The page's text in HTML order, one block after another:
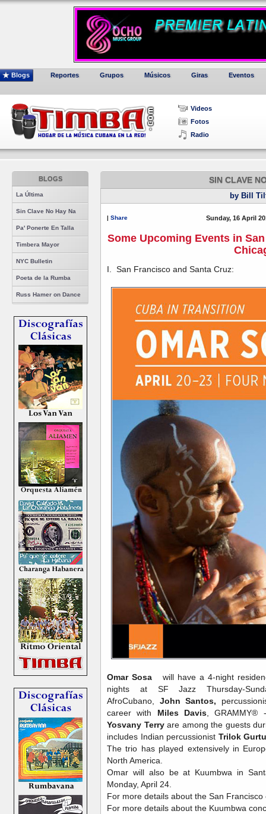
Blogs Reportes Grupos Músicos Giras Eventos
Videos
Fotos
Radio
BLOGS
La Última
Sin Clave No Hay Na
Pa' Ponerte En Talla
Timbera Mayor
NYC Bulletin
Poeta de la Rumba
Russ Hamer on Dance
SIN CLAVE
by Bill
| Share Sunday, 16 April
Some Upcoming Events in
I. San Francisco and Santa Cruz:
Omar Sosa
will have a 4-night
nights at SF Jazz Thursday-
AfroCubano, John Santos,
career with Miles Davis, GRAMMY®
Yosvany Terryare among the guests
includes Indian percussionist Trilok
The trio has played extensively in
North America.
Omar will also be at Kuumbwa in
Monday, April 24.
For more details about the San
For more details about the Kuumbwa